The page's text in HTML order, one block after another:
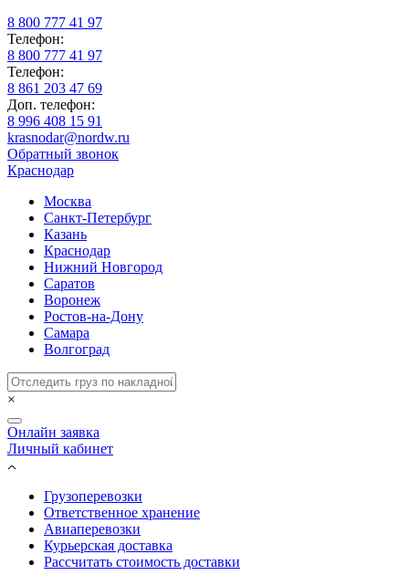
8 800 777 41 97
Телефон:
8 800 777 41 97
Телефон:
8 861 203 47 69
Доп. телефон:
8 996 408 15 91
krasnodar@nordw.ru
Обратный звонок
Краснодар
Москва
Санкт-Петербург
Казань
Краснодар
Нижний Новгород
Саратов
Воронеж
Ростов-на-Дону
Самара
Волгоград
×
Онлайн заявка
Личный кабинет
Грузоперевозки
Ответственное хранение
Авиаперевозки
Курьерская доставка
Рассчитать стоимость доставки